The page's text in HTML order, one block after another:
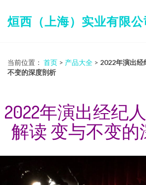
烜西（上海）实业有限公
当前位置： 首页 > 产品大全 > 2022年演出经
不变的深度剖析
2022年演出经纪
解读 变与不变的